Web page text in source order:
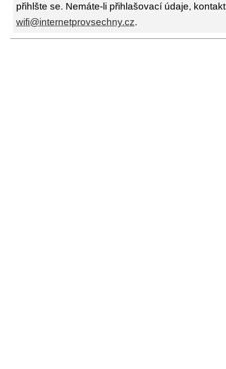
přihlšte se. Nemáte-li přihlašovací údaje,
wifi@internetprovsechny.cz.